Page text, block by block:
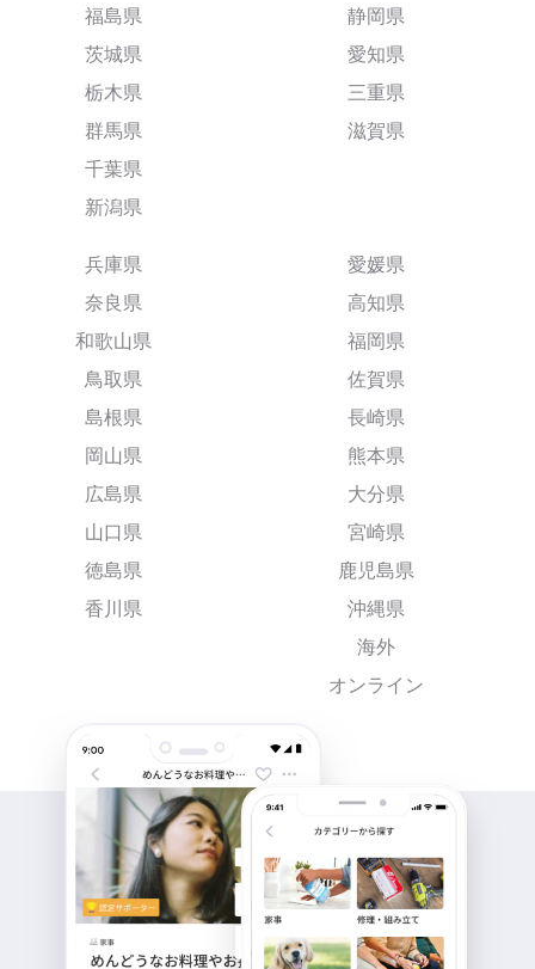
福島県
茨城県
栃木県
群馬県
千葉県
新潟県
静岡県
愛知県
三重県
滋賀県
兵庫県
奈良県
和歌山県
鳥取県
島根県
岡山県
広島県
山口県
徳島県
香川県
愛媛県
高知県
福岡県
佐賀県
長崎県
熊本県
大分県
宮崎県
鹿児島県
沖縄県
海外
オンライン